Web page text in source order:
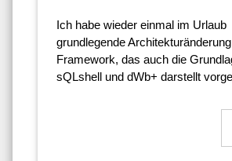
Ich habe wieder einmal im Urlaub
grundlegende
Framework, das auch die
sQLshell und dWb+ darstellt